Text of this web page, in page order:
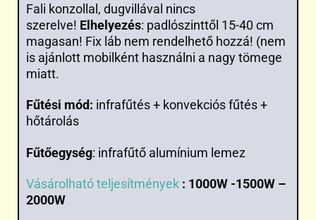
Fali konzollal, dugvillával nincs
szerelve! Elhelyezés: padlószinttől 15-40 cm
magasan! Fix láb nem rendelhető hozzá! (nem
is ajánlott mobilként használni a nagy tömege
miatt.
Fűtési mód: infrafűtés + konvekciós fűtés +
hőtárolás
Fűtőegység: infrafűtő alumínium lemez
Vásárolható teljesítmények : 1000W -1500W –
2000W